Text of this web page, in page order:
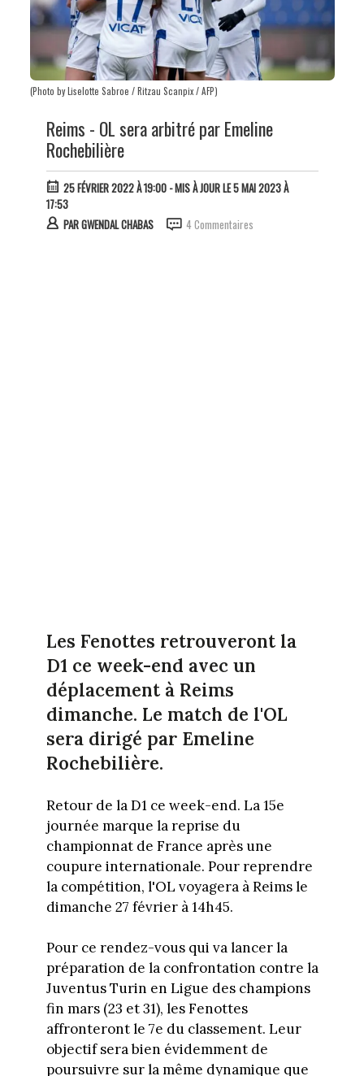
(Photo by Liselotte Sabroe / Ritzau Scanpix / AFP)
Reims - OL sera arbitré par Emeline
Rochebilière
25 FÉVRIER 2022 À 19:00- MIS À JOUR LE 5 MAI 2023 À
17:53
PARGWENDAL CHABAS 4 Commentaires
Les Fenottes retrouveront la
D1 ce week-end avec un
déplacement à Reims
dimanche. Le match de l'OL
sera dirigé par Emeline
Rochebilière.
Retour de la D1 ce week-end. La 15e
journée marque la reprise du
championnat de France après une
coupure internationale. Pour reprendre
la compétition, l'OL voyagera à Reims le
dimanche 27 février à 14h45.
Pour ce rendez-vous qui va lancer la
préparation de la confrontation contre la
Juventus Turin en Ligue des champions
fin mars (23 et 31), les Fenottes
affronteront le 7e du classement. Leur
objectif sera bien évidemment de
poursuivre sur la même dynamique que